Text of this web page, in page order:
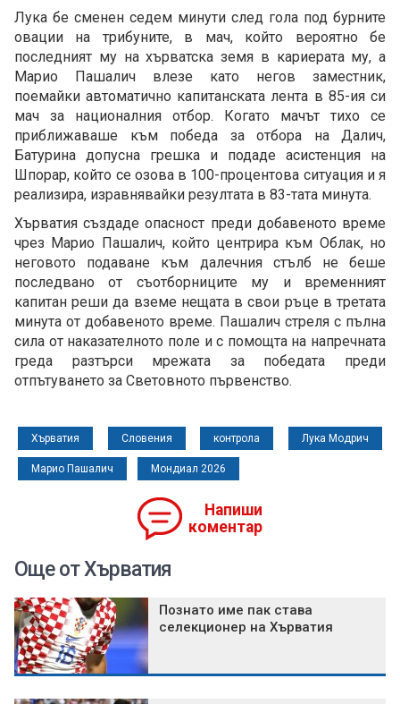
Лука бе сменен седем минути след гола под бурните
овации на трибуните, в мач, който вероятно бе
последният му на хърватска земя в кариерата му, а
Марио Пашалич влезе като негов заместник,
поемайки автоматично капитанската лента в 85-ия си
мач за националния отбор. Когато мачът тихо се
приближаваше към победа за отбора на Далич,
Батурина допусна грешка и подаде асистенция на
Шпорар, който се озова в 100-процентова ситуация и я
реализира, изравнявайки резултата в 83-тата минута.
Хърватия създаде опасност преди добавеното време
чрез Марио Пашалич, който центрира към Облак, но
неговото подаване към далечния стълб не беше
последвано от съотборниците му и временният
капитан реши да вземе нещата в свои ръце в третата
минута от добавеното време. Пашалич стреля с пълна
сила от наказателното поле и с помощта на напречната
греда разтърси мрежата за победата преди
отпътуването за Световното първенство.
Хърватия Словения контрола Лука Модрич
Марио Пашалич Мондиал 2026
Напиши
коментар
Още от Хърватия
Познато име пак става
селекционер на Хърватия